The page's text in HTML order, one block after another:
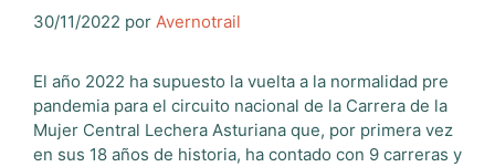
30/11/2022 por Avernotrail
El año 2022 ha supuesto la vuelta a la normalidad pre
pandemia para el circuito nacional de la Carrera de la
Mujer Central Lechera Asturiana que, por primera vez
en sus 18 años de historia, ha contado con 9 carreras y